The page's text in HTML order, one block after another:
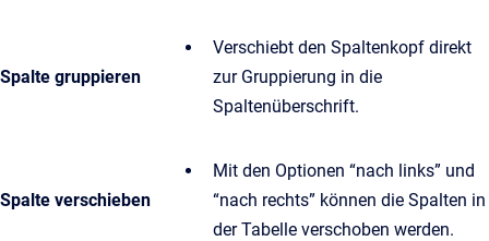
Spalte gruppieren
Verschiebt den Spaltenkopf direkt
zur Gruppierung in die
Spaltenüberschrift.
Spalte verschieben
Mit den Optionen “nach links” und
“nach rechts” können die Spalten in
der Tabelle verschoben werden.